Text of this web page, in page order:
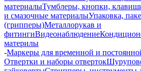
материалыТумблеры, кнопки,
и смазочные материалыУпаковка,
(грипперы)Металлорукав и
фитингиВидеонаблюдение
материлы
-Маркеры для временной и
Отвертки и наборы отверток